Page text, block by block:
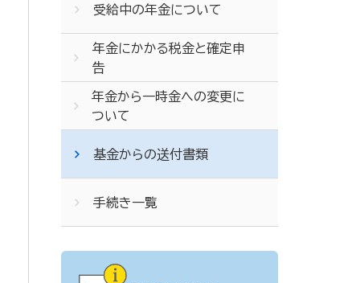
受給中の年金について
年金にかかる税金と確定申
告
年金から一時金への変更に
ついて
基金からの送付書類
手続き一覧